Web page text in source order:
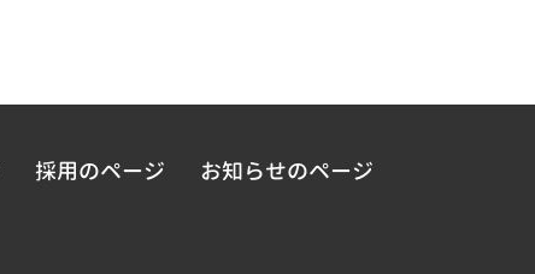
採用のページ
お知らせのページ